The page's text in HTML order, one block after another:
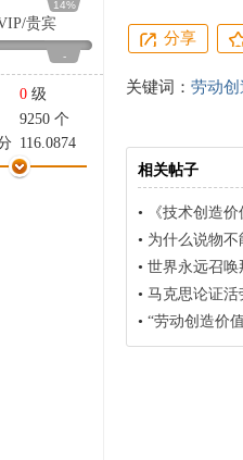
14%
/贵宾
-
0 级
9250 个
116.0874
431 点
分享
关键词： 劳动创
相关帖子
• 《技术创造
• 为什么说物不
• 世界永远召唤
• 马克思论证活
• “劳动创造价